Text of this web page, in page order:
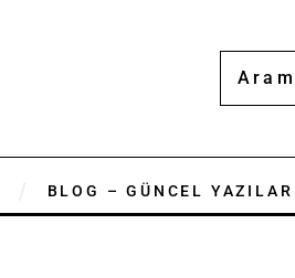
BLOG – GÜNCEL YAZILAR